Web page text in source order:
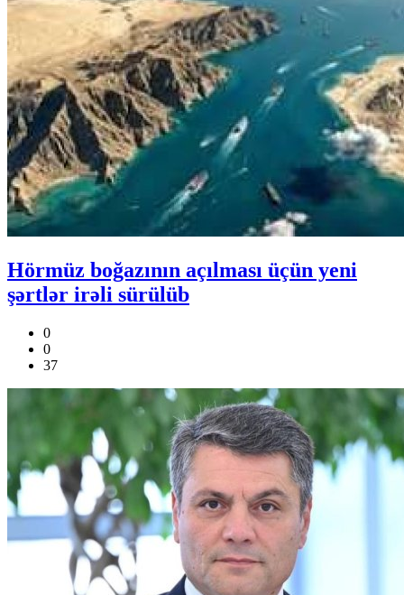
Hörmüz boğazının açılması üçün yeni
şərtlər irəli sürülüb
0
0
37